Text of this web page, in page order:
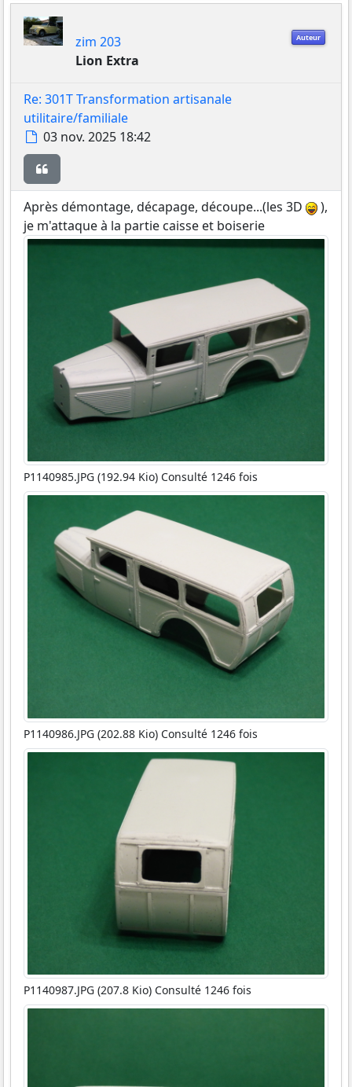
Auteur
zim 203
Lion Extra
Re: 301T Transformation artisanale
utilitaire/familiale
Message
03 nov. 2025 18:42
Après démontage, décapage, découpe...(les 3D
),
je m'attaque à la partie caisse et boiserie
P1140985.JPG (192.94 Kio) Consulté 1246 fois
P1140986.JPG (202.88 Kio) Consulté 1246 fois
P1140987.JPG (207.8 Kio) Consulté 1246 fois